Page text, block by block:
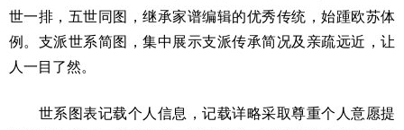
世一排，五世同图，继承家谱编辑的优秀传统，始踵欧苏体
例。支派世系简图，集中展示支派传承简况及亲疏远近，让
人一目了然。
世系图表记载个人信息，记载详略采取尊重个人意愿提